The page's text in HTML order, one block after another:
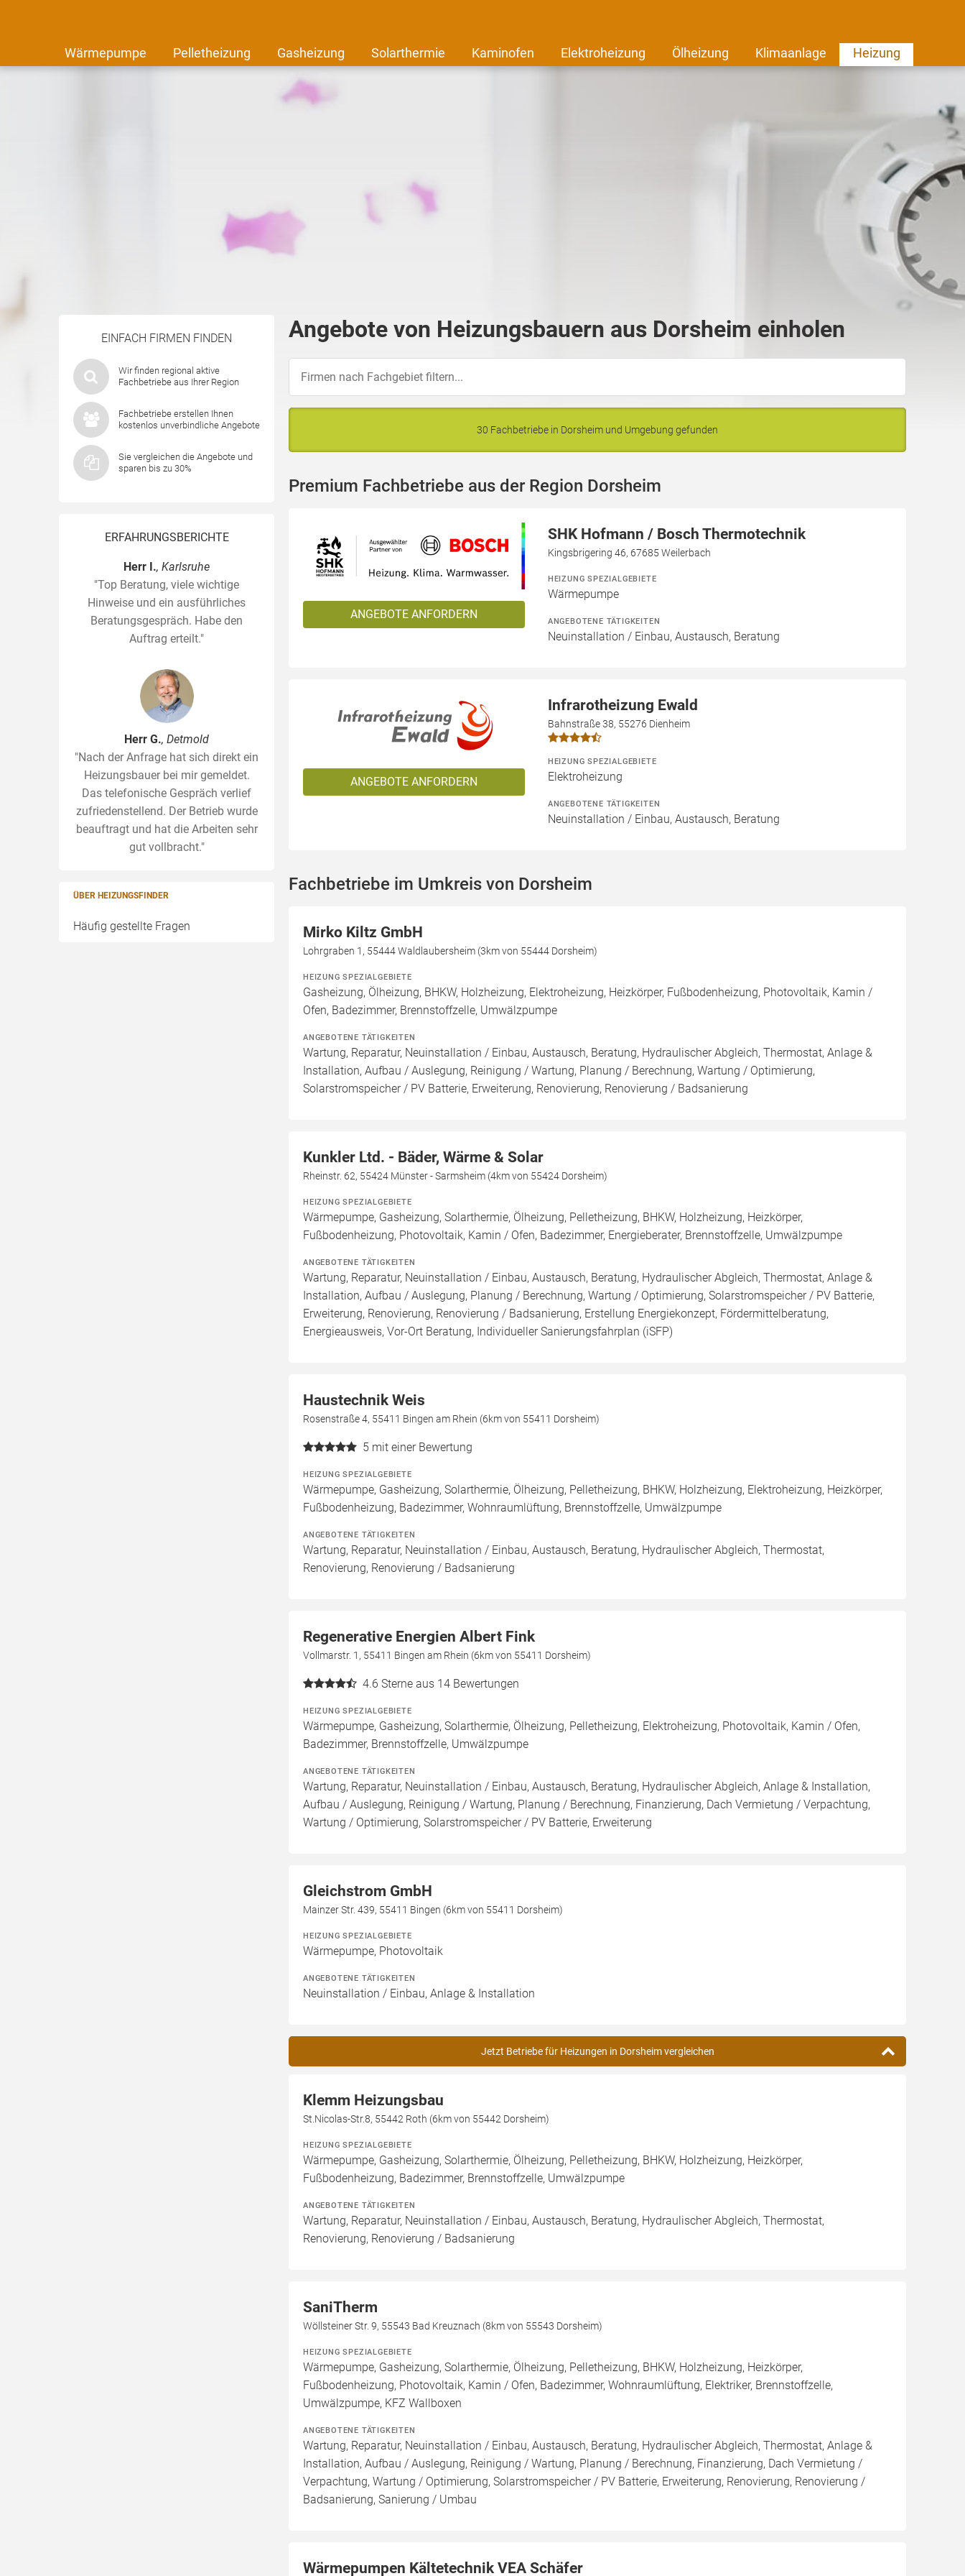
Wärmepumpe Pelletheizung Gasheizung Solarthermie Kaminofen Elektroheizung Ölheizung Klimaanlage Heizung
EINFACH FIRMEN FINDEN
Wir finden regional aktive
Fachbetriebe aus Ihrer Region
Fachbetriebe erstellen Ihnen
kostenlos unverbindliche Angebote
Sie vergleichen die Angebote und
sparen bis zu 30%
ERFAHRUNGSBERICHTE
Herr I., Karlsruhe
"Top Beratung, viele wichtige
Hinweise und ein ausführliches
Beratungsgespräch. Habe den
Auftrag erteilt."
Herr G., Detmold
"Nach der Anfrage hat sich direkt ein
Heizungsbauer bei mir gemeldet.
Das telefonische Gespräch verlief
zufriedenstellend. Der Betrieb wurde
beauftragt und hat die Arbeiten sehr
gut vollbracht."
ÜBER HEIZUNGSFINDER
Häufig gestellte Fragen
Angebote von Heizungsbauern aus Dorsheim einholen
30 Fachbetriebe in Dorsheim und Umgebung gefunden
Premium Fachbetriebe aus der Region Dorsheim
ANGEBOTE ANFORDERN
SHK Hofmann / Bosch Thermotechnik
Kingsbrigering 46, 67685 Weilerbach
HEIZUNG SPEZIALGEBIETE
Wärmepumpe
ANGEBOTENE TÄTIGKEITEN
Neuinstallation / Einbau, Austausch, Beratung
ANGEBOTE ANFORDERN
Infrarotheizung Ewald
Bahnstraße 38, 55276 Dienheim
HEIZUNG SPEZIALGEBIETE
Elektroheizung
ANGEBOTENE TÄTIGKEITEN
Neuinstallation / Einbau, Austausch, Beratung
Fachbetriebe im Umkreis von Dorsheim
Mirko Kiltz GmbH
Lohrgraben 1, 55444 Waldlaubersheim (3km von 55444 Dorsheim)
HEIZUNG SPEZIALGEBIETE
Gasheizung, Ölheizung, BHKW, Holzheizung, Elektroheizung, Heizkörper, Fußbodenheizung, Photovoltaik, Kamin /
Ofen, Badezimmer, Brennstoffzelle, Umwälzpumpe
ANGEBOTENE TÄTIGKEITEN
Wartung, Reparatur, Neuinstallation / Einbau, Austausch, Beratung, Hydraulischer Abgleich, Thermostat, Anlage &
Installation, Aufbau / Auslegung, Reinigung / Wartung, Planung / Berechnung, Wartung / Optimierung,
Solarstromspeicher / PV Batterie, Erweiterung, Renovierung, Renovierung / Badsanierung
Kunkler Ltd. - Bäder, Wärme & Solar
Rheinstr. 62, 55424 Münster - Sarmsheim (4km von 55424 Dorsheim)
HEIZUNG SPEZIALGEBIETE
Wärmepumpe, Gasheizung, Solarthermie, Ölheizung, Pelletheizung, BHKW, Holzheizung, Heizkörper,
Fußbodenheizung, Photovoltaik, Kamin / Ofen, Badezimmer, Energieberater, Brennstoffzelle, Umwälzpumpe
ANGEBOTENE TÄTIGKEITEN
Wartung, Reparatur, Neuinstallation / Einbau, Austausch, Beratung, Hydraulischer Abgleich, Thermostat, Anlage &
Installation, Aufbau / Auslegung, Planung / Berechnung, Wartung / Optimierung, Solarstromspeicher / PV Batterie,
Erweiterung, Renovierung, Renovierung / Badsanierung, Erstellung Energiekonzept, Fördermittelberatung,
Energieausweis, Vor-Ort Beratung, Individueller Sanierungsfahrplan (iSFP)
Haustechnik Weis
Rosenstraße 4, 55411 Bingen am Rhein (6km von 55411 Dorsheim)
5 mit einer Bewertung
HEIZUNG SPEZIALGEBIETE
Wärmepumpe, Gasheizung, Solarthermie, Ölheizung, Pelletheizung, BHKW, Holzheizung, Elektroheizung, Heizkörper,
Fußbodenheizung, Badezimmer, Wohnraumlüftung, Brennstoffzelle, Umwälzpumpe
ANGEBOTENE TÄTIGKEITEN
Wartung, Reparatur, Neuinstallation / Einbau, Austausch, Beratung, Hydraulischer Abgleich, Thermostat,
Renovierung, Renovierung / Badsanierung
Regenerative Energien Albert Fink
Vollmarstr. 1, 55411 Bingen am Rhein (6km von 55411 Dorsheim)
4.6 Sterne aus 14 Bewertungen
HEIZUNG SPEZIALGEBIETE
Wärmepumpe, Gasheizung, Solarthermie, Ölheizung, Pelletheizung, Elektroheizung, Photovoltaik, Kamin / Ofen,
Badezimmer, Brennstoffzelle, Umwälzpumpe
ANGEBOTENE TÄTIGKEITEN
Wartung, Reparatur, Neuinstallation / Einbau, Austausch, Beratung, Hydraulischer Abgleich, Anlage & Installation,
Aufbau / Auslegung, Reinigung / Wartung, Planung / Berechnung, Finanzierung, Dach Vermietung / Verpachtung,
Wartung / Optimierung, Solarstromspeicher / PV Batterie, Erweiterung
Gleichstrom GmbH
Mainzer Str. 439, 55411 Bingen (6km von 55411 Dorsheim)
HEIZUNG SPEZIALGEBIETE
Wärmepumpe, Photovoltaik
ANGEBOTENE TÄTIGKEITEN
Neuinstallation / Einbau, Anlage & Installation
Jetzt Betriebe für Heizungen in Dorsheim vergleichen
Klemm Heizungsbau
St.Nicolas-Str.8, 55442 Roth (6km von 55442 Dorsheim)
HEIZUNG SPEZIALGEBIETE
Wärmepumpe, Gasheizung, Solarthermie, Ölheizung, Pelletheizung, BHKW, Holzheizung, Heizkörper,
Fußbodenheizung, Badezimmer, Brennstoffzelle, Umwälzpumpe
ANGEBOTENE TÄTIGKEITEN
Wartung, Reparatur, Neuinstallation / Einbau, Austausch, Beratung, Hydraulischer Abgleich, Thermostat,
Renovierung, Renovierung / Badsanierung
SaniTherm
Wöllsteiner Str. 9, 55543 Bad Kreuznach (8km von 55543 Dorsheim)
HEIZUNG SPEZIALGEBIETE
Wärmepumpe, Gasheizung, Solarthermie, Ölheizung, Pelletheizung, BHKW, Holzheizung, Heizkörper,
Fußbodenheizung, Photovoltaik, Kamin / Ofen, Badezimmer, Wohnraumlüftung, Elektriker, Brennstoffzelle,
Umwälzpumpe, KFZ Wallboxen
ANGEBOTENE TÄTIGKEITEN
Wartung, Reparatur, Neuinstallation / Einbau, Austausch, Beratung, Hydraulischer Abgleich, Thermostat, Anlage &
Installation, Aufbau / Auslegung, Reinigung / Wartung, Planung / Berechnung, Finanzierung, Dach Vermietung /
Verpachtung, Wartung / Optimierung, Solarstromspeicher / PV Batterie, Erweiterung, Renovierung, Renovierung /
Badsanierung, Sanierung / Umbau
Wärmepumpen Kältetechnik VEA Schäfer